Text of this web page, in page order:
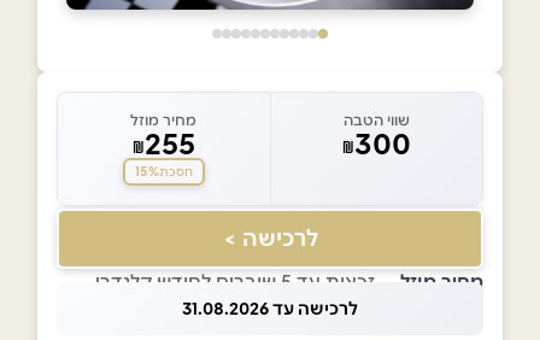
שווי הטבה
₪300
מחיר מוזל
₪255
חסכת15%
לרכישה >
מחיר מוזל — זכאות עד 5 שוברים לחודש קלנדרי
לרכישה עד 31.08.2026